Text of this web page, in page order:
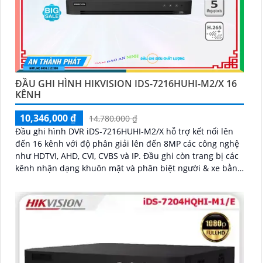
ĐẦU GHI HÌNH HIKVISION IDS-7216HUHI-M2/X 16
KÊNH
10,346,000 ₫
14,780,000 ₫
Đầu ghi hình DVR iDS-7216HUHI-M2/X hỗ trợ kết nối lên
đến 16 kênh với độ phân giải lên đến 8MP các công nghệ
như HDTVI, AHD, CVI, CVBS và IP. Đầu ghi còn trang bị các
kênh nhận dạng khuôn mặt và phân biệt người & xe bằng
lượng lưu trữ hiệu quả